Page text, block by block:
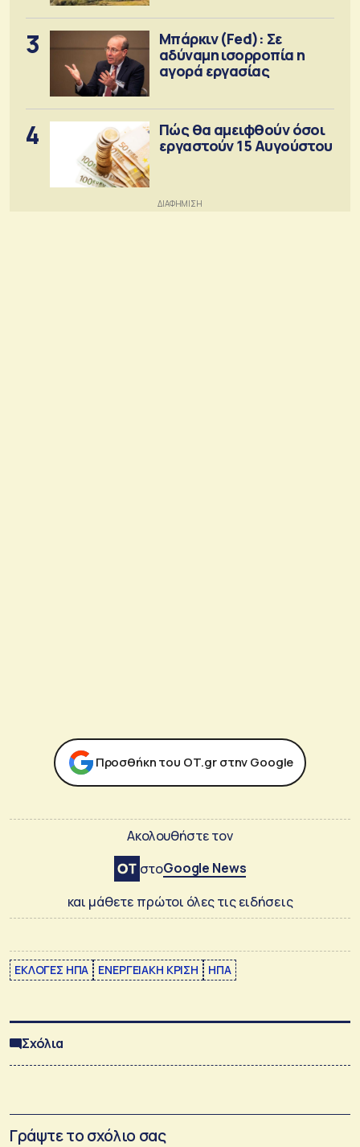
3
Μπάρκιν (Fed): Σε
αδύναμη ισορροπία η
αγορά εργασίας
4
Πώς θα αμειφθούν όσοι
εργαστούν 15 Αυγούστου
Προσθήκη του ΟΤ.gr στην Google
Ακολουθήστε τον
στοGoogle News
και μάθετε πρώτοι όλες τις ειδήσεις
ΕΚΛΟΓΕΣ ΗΠΑ ΕΝΕΡΓΕΙΑΚΗ ΚΡΙΣΗ ΗΠΑ
Σχόλια
Γράψτε το σχόλιο σας